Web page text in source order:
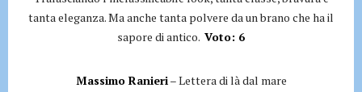
tanta eleganza. Ma anche tanta polvere da un brano che ha il
sapore di antico. Voto: 6
Massimo Ranieri– Lettera di là dal mare